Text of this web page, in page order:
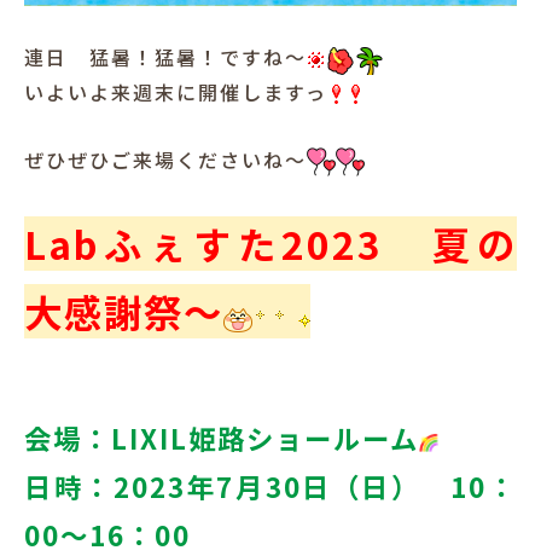
お客様の声
連日 猛暑！猛暑！ですね～
いよいよ来週末に開催しますっ
ぜひぜひご来場くださいね～
Labふぇすた2023 夏の
大感謝祭～
会場：LIXIL姫路ショールーム
日時：2023年7月30日（日） 10：
00～16：00